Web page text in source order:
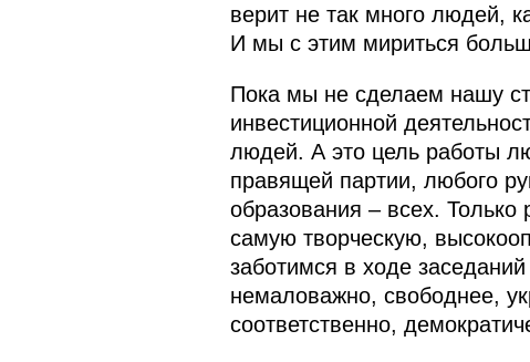
верит не так много людей,
И мы с этим мириться
Пока мы не сделаем нашу
инвестиционной
людей. А это цель работы
правящей партии, любого
образования – всех. Только
самую творческую,
заботимся в ходе
немаловажно, свободнее,
соответственно,